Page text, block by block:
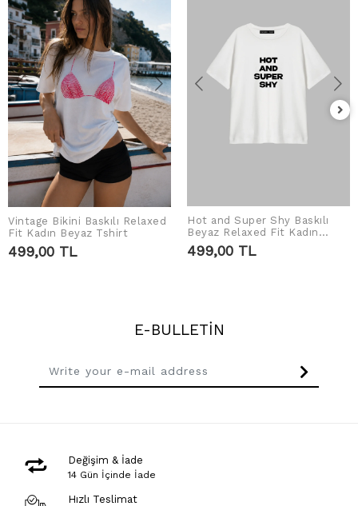
ADD TO CART
Vintage Bikini Baskılı Relaxed
Fit Kadın Beyaz Tshirt
499,00 TL
ADD TO CART
Hot and Super Shy Baskılı
Beyaz Relaxed Fit Kadın
Tshirt
499,00 TL
E-BULLETİN
Değişim & İade
14 Gün İçinde İade
Hızlı Teslimat